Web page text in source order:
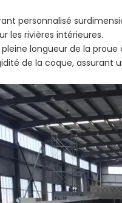
personnalisé
les rivières intérieures.
longueur de la
de la coque, assurant